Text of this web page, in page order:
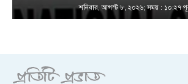
শনিবার, আগস্ট ৮, ২০২৬; সময় : ১০:২৭